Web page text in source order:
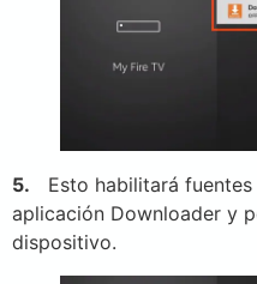
5. Esto habilitará
aplicación Downloader y
dispositivo.